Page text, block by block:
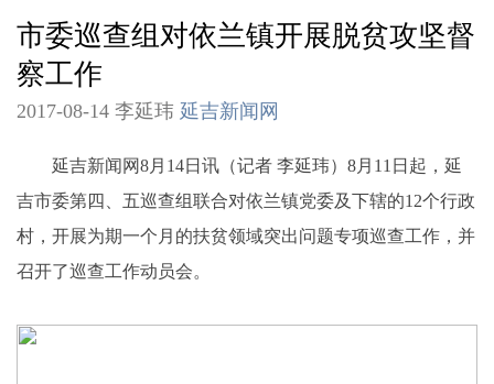
市委巡查组对依兰镇开展脱贫攻坚督
察工作
2017-08-14 李延玮 延吉新闻网
延吉新闻网8月14日讯（记者 李延玮）8月11日起，延
吉市委第四、五巡查组联合对依兰镇党委及下辖的12个行政
村，开展为期一个月的扶贫领域突出问题专项巡查工作，并
召开了巡查工作动员会。